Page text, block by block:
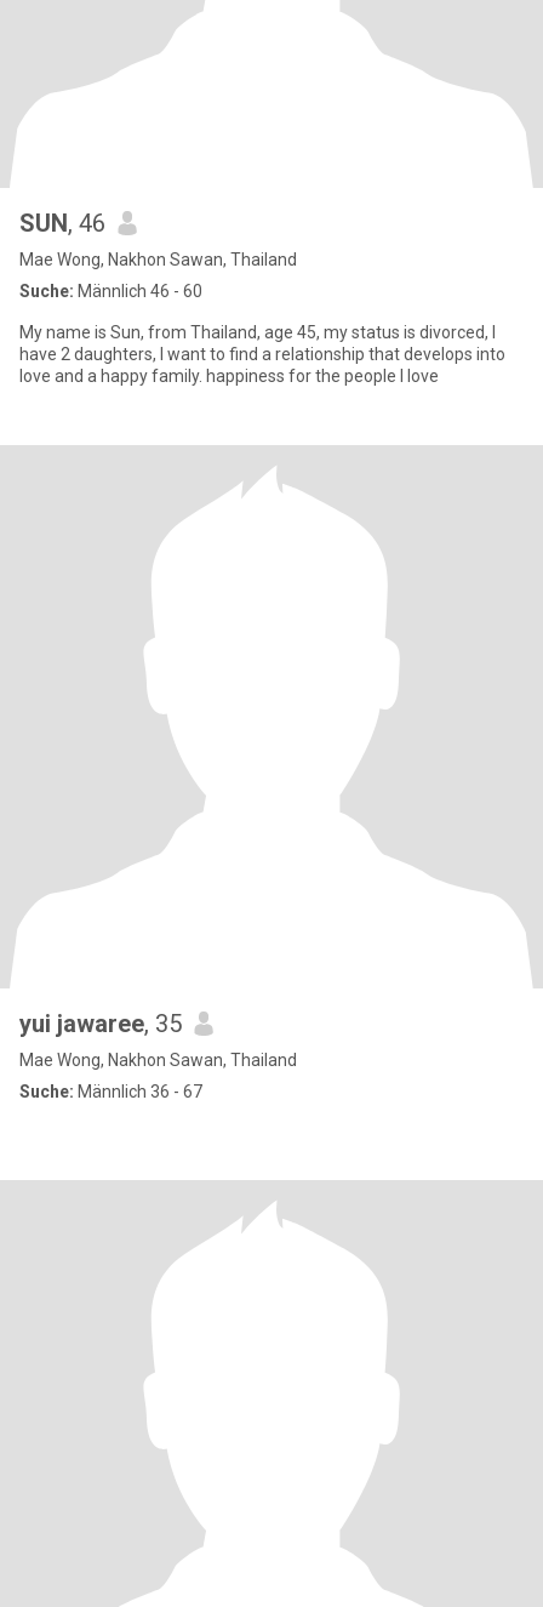
SUN, 46
Mae Wong, Nakhon Sawan, Thailand
Suche: Männlich 46 - 60
My name is Sun, from Thailand, age 45, my status is divorced, I
have 2 daughters, I want to find a relationship that develops into
love and a happy family. happiness for the people I love
yui jawaree, 35
Mae Wong, Nakhon Sawan, Thailand
Suche: Männlich 36 - 67